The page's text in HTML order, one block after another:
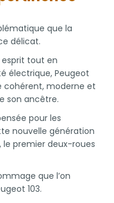
que la
délicat.
esprit tout en
électrique, Peugeot
cohérent, moderne et
son ancêtre.
pour les
nouvelle génération
le premier deux-roues
que l’on
103.